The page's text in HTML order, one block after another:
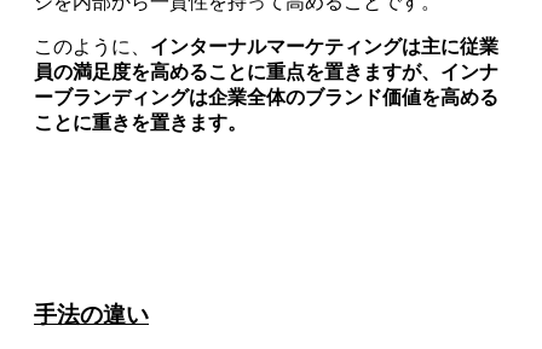
このように、 インターナルマーケティングは主に従業
員の満足度を高めることに重点を置きますが、インナ
ーブランディングは企業全体のブランド価値を高める
ことに重きを置きます。
手法の違い